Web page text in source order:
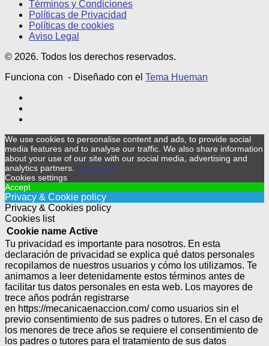
Términos y Condiciones
Políticas de Privacidad
Políticas de cookies
Aviso Legal
© 2026. Todos los derechos reservados.
Funciona con - Diseñado con el Tema Hueman
We use cookies to personalise content and ads, to provide social
media features and to analyse our traffic. We also share information
about your use of our site with our social media, advertising and
analytics partners. View more
Cookies settings
Accept
Privacy & Cookie policy
Privacy & Cookies policy
Cookies list
Cookie name Active
Tu privacidad es importante para nosotros. En esta
declaración de privacidad se explica qué datos personales
recopilamos de nuestros usuarios y cómo los utilizamos. Te
animamos a leer detenidamente estos términos antes de
facilitar tus datos personales en esta web. Los mayores de
trece años podrán registrarse
en https://mecanicaenaccion.com/ como usuarios sin el
previo consentimiento de sus padres o tutores. En el caso de
los menores de trece años se requiere el consentimiento de
los padres o tutores para el tratamiento de sus datos